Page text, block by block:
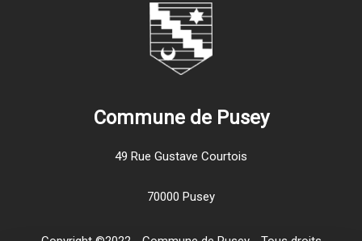
Commune de Pusey
49 Rue Gustave Courtois
70000 Pusey